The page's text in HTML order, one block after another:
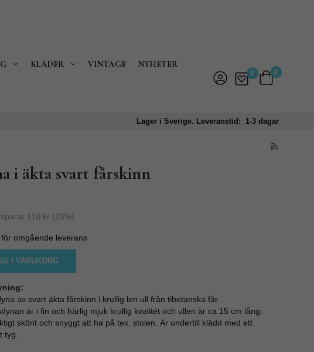
KLÄDER VINTAGE NYHETER
0 0
Lager i Sverige. Leveranstid: 1-3 dagar
i äkta svart fårskinn
110 kr (20%)
omgående leverans
I VARUKORG
av svart äkta fårskinn i krullig len ull från tibetanska får.
är i fin och härlig mjuk krullig kvalitét och ullen är ca 15 cm lång.
skönt och snyggt att ha på tex. stolen. Är undertill klädd med ett
tyg.